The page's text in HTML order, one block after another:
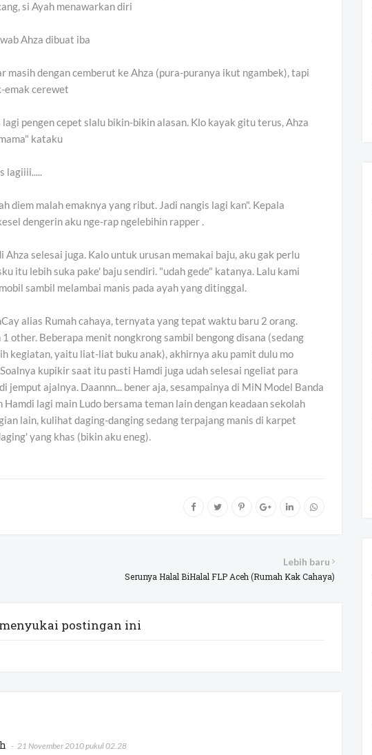
si Ayah menawarkan diri
Ahza dibuat iba
masih dengan cemberut ke Ahza (pura-puranya ikut ngambek), tapi
emak cerewet
lagi pengen cepet slalu bikin-bikin alasan. Klo kayak gitu terus, Ahza
kataku
lagiiii.....
diem malah emaknya yang ribut. Jadi nangis lagi kan". Kepala
dengerin aku nge-rap ngelebihin rapper .
selesai juga. Kalo untuk urusan memakai baju, aku gak perlu
itu lebih suka pake' baju sendiri. "udah gede" katanya. Lalu kami
sambil melambai manis pada ayah yang ditinggal.
alias Rumah cahaya, ternyata yang tepat waktu baru 2 orang.
other. Beberapa menit nongkrong sambil bengong disana (sedang
kegiatan, yaitu liat-liat buku anak), akhirnya aku pamit dulu mo
kupikir saat itu pasti Hamdi juga udah selesai ngeliat para
jemput ajalnya. Daannn... bener aja, sesampainya di MiN Model Banda
Hamdi lagi main Ludo bersama teman lain dengan keadaan sekolah
lain, kulihat daging-danging sedang terpajang manis di karpet
yang khas (bikin aku eneg).
Lebih baru
Serunya Halal BiHalal FLP Aceh (Rumah Kak Cahaya)
postingan ini
21 November 2010 pukul 02.28